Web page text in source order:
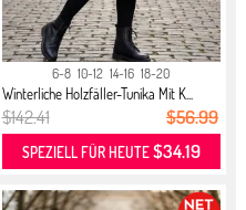
6-8 10-12 14-16 18-20
Winterliche Holzfäller-Tunika Mit K...
$142.41 $56.99
SPEZIELL FÜR HEUTE$34.19